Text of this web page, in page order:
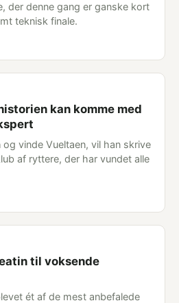
der denne gang er ganske kort
teknisk finale.
kan komme med
og vinde Vueltaen, vil han skrive
af ryttere, der har vundet alle
til voksende
ét af de mest anbefalede